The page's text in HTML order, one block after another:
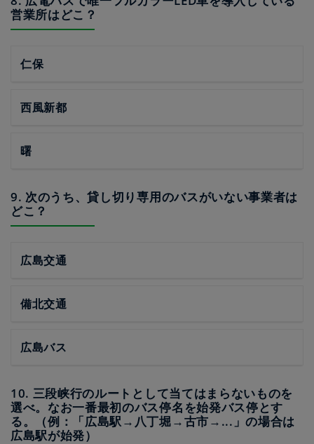
営業所はどこ？
仁保
西風新都
曙
9. 次のうち、貸し切り専用のバスがいない事業者は
どこ？
広島交通
備北交通
広島バス
10. 三段峡行のルートとして当てはまらないものを
選べ。なお一番最初のバス停名を始発バス停とす
る。（例：「広島駅→八丁堀→古市→...」の場合は
広島駅が始発）